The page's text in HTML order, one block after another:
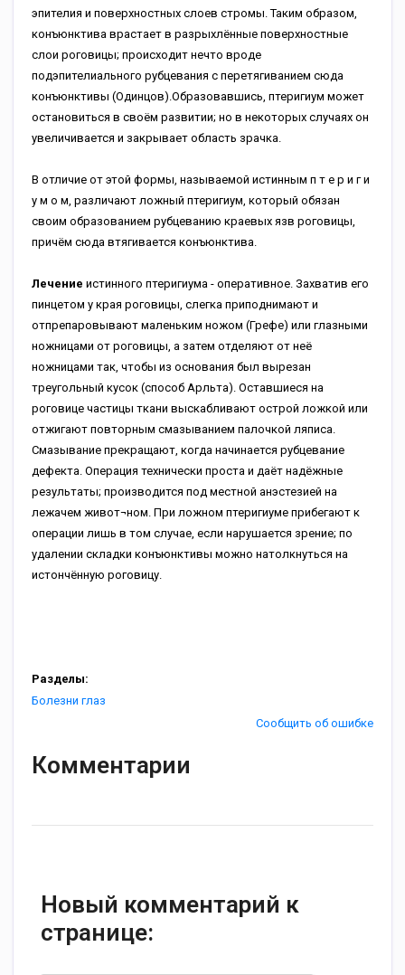
эпителия и поверхностных слоев стромы. Таким образом,
конъюнктива врастает в разрыхлённые поверхностные
слои роговицы; происходит нечто вроде
подэпителиального рубцевания с перетягиванием сюда
конъюнктивы (Одинцов).Образовавшись, птеригиум может
остановиться в своём развитии; но в некоторых случаях он
увеличивается и закрывает область зрачка.
В отличие от этой формы, называемой истинным п т е р и г и
у м о м, различают ложный птеригиум, который обязан
своим образованием рубцеванию краевых язв роговицы,
причём сюда втягивается конъюнктива.
Лечение истинного птеригиума - оперативное. Захватив его
пинцетом у края роговицы, слегка приподнимают и
отпрепаровывают маленьким ножом (Грефе) или глазными
ножницами от роговицы, а затем отделяют от неё
ножницами так, чтобы из основания был вырезан
треугольный кусок (способ Арльта). Оставшиеся на
роговице частицы ткани выскабливают острой ложкой или
отжигают повторным смазыванием палочкой ляписа.
Смазывание прекращают, когда начинается рубцевание
дефекта. Операция технически проста и даёт надёжные
результаты; производится под местной анэстезией на
лежачем живот¬ном. При ложном птеригиуме прибегают к
операции лишь в том случае, если нарушается зрение; по
удалении складки конъюнктивы можно натолкнуться на
истончённую роговицу.
Разделы:
Болезни глаз
Сообщить об ошибке
Комментарии
Новый комментарий к
странице: